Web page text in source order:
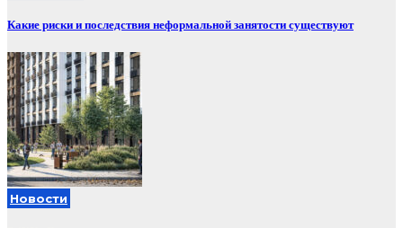
Какие риски и последствия неформальной занятости существуют
Новости